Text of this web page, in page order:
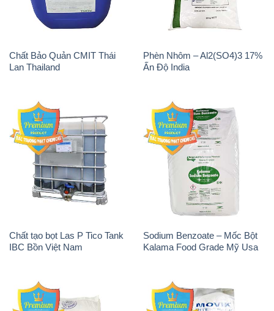
Chất Bảo Quản CMIT Thái
Lan Thailand
Phèn Nhôm – Al2(SO4)3 17%
Ấn Độ India
Chất tạo bọt Las P Tico Tank
IBC Bồn Việt Nam
Sodium Benzoate – Mốc Bột
Kalama Food Grade Mỹ Usa